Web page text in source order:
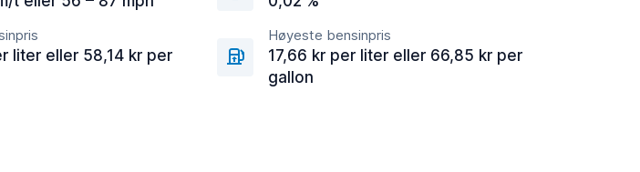
liter eller 58,14 kr per
Høyeste bensinpris
17,66 kr per liter eller 66,85 kr per
gallon